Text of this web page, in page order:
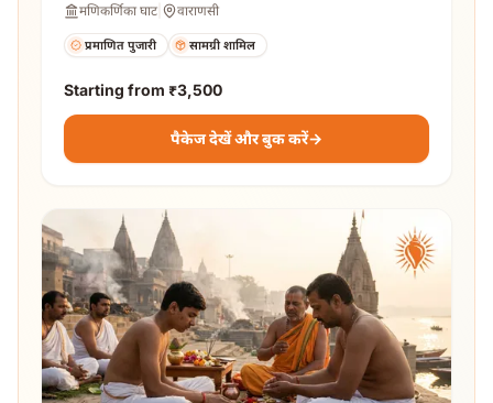
मणिकर्णिका घाट वाराणसी
प्रमाणित पुजारी सामग्री शामिल
Starting from ₹3,500
पैकेज देखें और बुक करें→